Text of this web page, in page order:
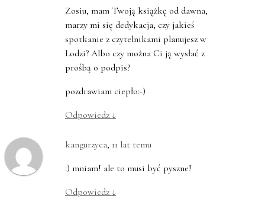
Zosiu, mam Twoją książkę od dawna,
marzy mi się dedykacja, czy jakieś
spotkanie z czytelnikami planujesz w
Łodzi? Albo czy można Ci ją wysłać z
prośbą o podpis?
pozdrawiam ciepło:-)
Odpowiedz ↓
kangurzyca, 11 lat temu
:) mniam! ale to musi być pyszne!
Odpowiedz ↓